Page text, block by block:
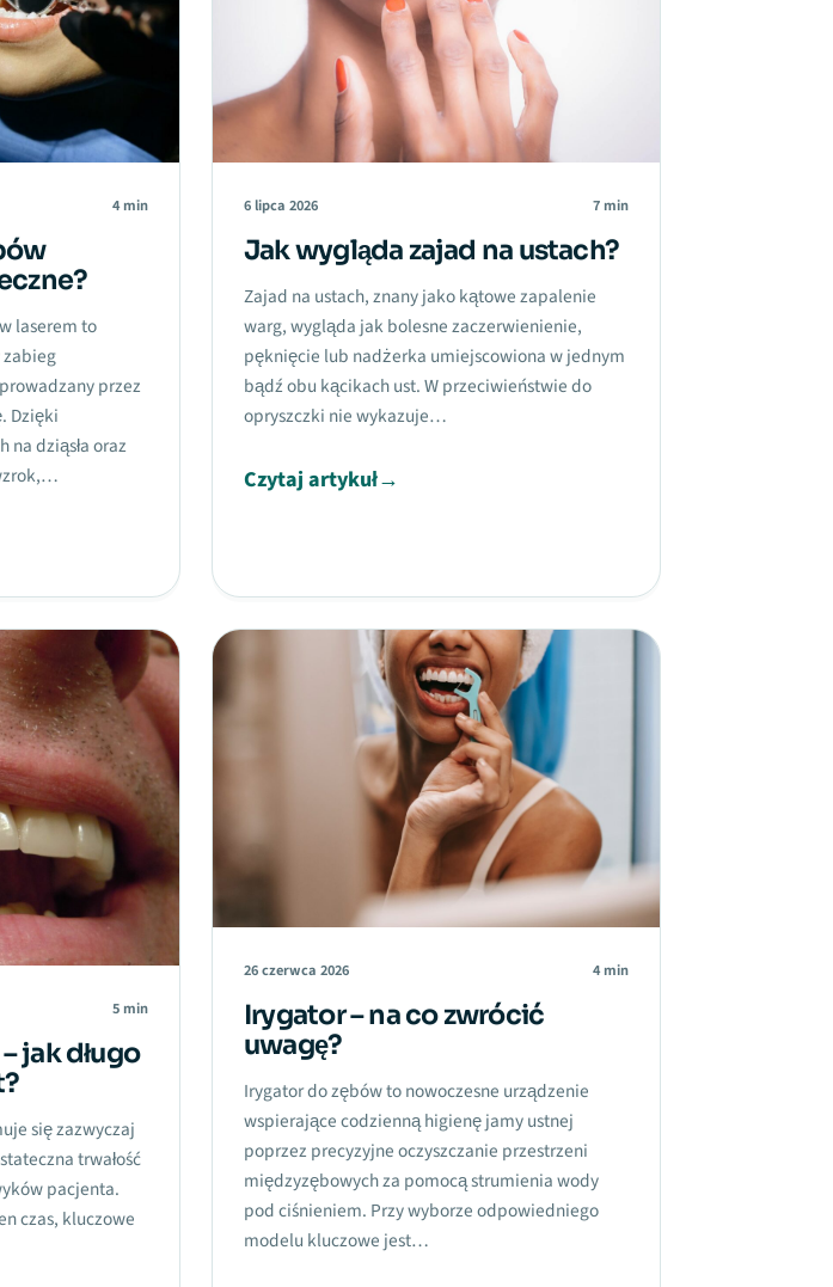
4 min
laserem to
zabieg
przez
Dzięki
na dziąsła oraz
6 lipca 2026 7 min
Jak wygląda zajad na ustach?
Zajad na ustach, znany jako kątowe zapalenie
warg, wygląda jak bolesne zaczerwienienie,
pęknięcie lub nadżerka umiejscowiona w jednym
bądź obu kącikach ust. W przeciwieństwie do
opryszczki nie wykazuje…
Czytaj artykuł→
5 min
jak długo
się zazwyczaj
trwałość
pacjenta.
czas, kluczowe
26 czerwca 2026 4 min
Irygator – na co zwrócić
uwagę?
Irygator do zębów to nowoczesne urządzenie
wspierające codzienną higienę jamy ustnej
poprzez precyzyjne oczyszczanie przestrzeni
międzyzębowych za pomocą strumienia wody
pod ciśnieniem. Przy wyborze odpowiedniego
modelu kluczowe jest…